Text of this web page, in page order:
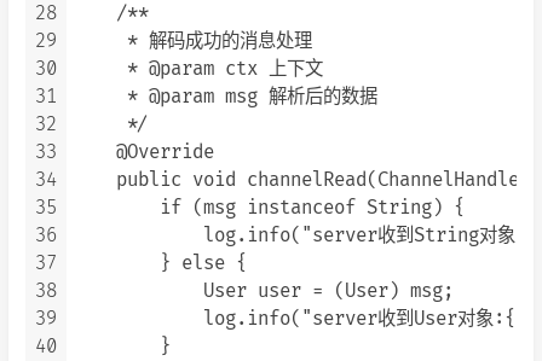
28
29
30
31
32
33
34
35
36
37
38
39
40
    /**
     * 解码成功的消息处理
     * @param ctx 上下文
     * @param msg 解析后的数据
     */
    @Override
public void
        if (msg instanceof String) {
log.info("server收到String对象
        } else {
            User user = (User) msg;
log.info("server收到User对象
        }